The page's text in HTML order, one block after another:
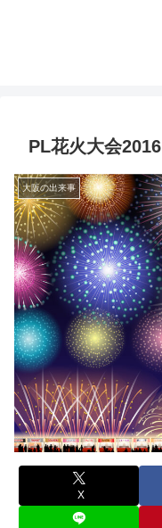
PL花火大会
大阪の出来事
X